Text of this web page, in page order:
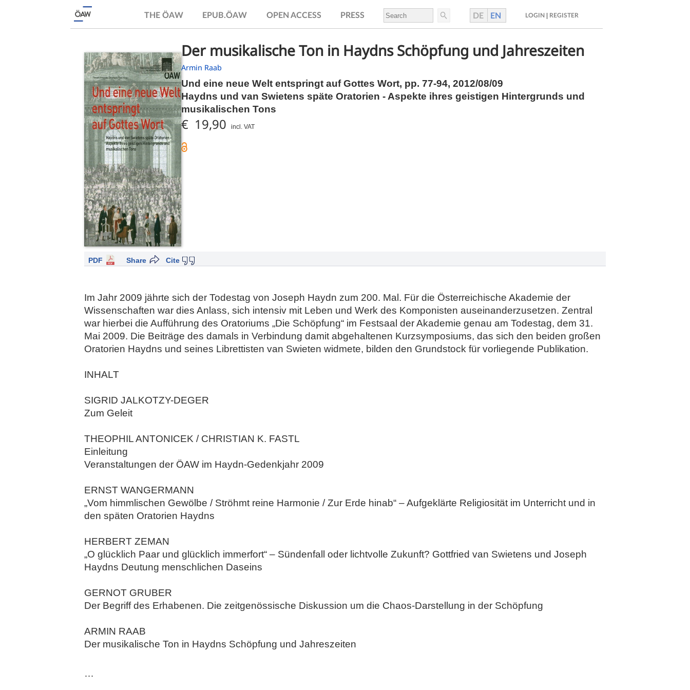
THE ÖAW EPUB.ÖAW OPEN ACCESS PRESS DE EN LOGIN REGISTER
Der musikalische Ton in Haydns Schöpfung und Jahreszeiten
Armin Raab
Und eine neue Welt entspringt auf Gottes Wort, pp. 77-94, 2012/08/09
Haydns und van Swietens späte Oratorien - Aspekte ihres geistigen Hintergrunds und
musikalischen Tons
€ 19,90 incl. VAT
PDF Cite
Share
Im Jahr 2009 jährte sich der Todestag von Joseph Haydn zum 200. Mal. Für die Österreichische Akademie der
Wissenschaften war dies Anlass, sich intensiv mit Leben und Werk des Komponisten auseinanderzusetzen. Zentral
war hierbei die Aufführung des Oratoriums „Die Schöpfung“ im Festsaal der Akademie genau am Todestag, dem 31.
Mai 2009. Die Beiträge des damals in Verbindung damit abgehaltenen Kurzsymposiums, das sich den beiden großen
Oratorien Haydns und seines Librettisten van Swieten widmete, bilden den Grundstock für vorliegende Publikation.
INHALT
SIGRID JALKOTZY-DEGER
Zum Geleit
THEOPHIL ANTONICEK / CHRISTIAN K. FASTL
Einleitung
Veranstaltungen der ÖAW im Haydn-Gedenkjahr 2009
ERNST WANGERMANN
„Vom himmlischen Gewölbe / Ströhmt reine Harmonie / Zur Erde hinab“ – Aufgeklärte Religiosität im Unterricht und in
den späten Oratorien Haydns
HERBERT ZEMAN
„O glücklich Paar und glücklich immerfort“ – Sündenfall oder lichtvolle Zukunft? Gottfried van Swietens und Joseph
Haydns Deutung menschlichen Daseins
GERNOT GRUBER
Der Begriff des Erhabenen. Die zeitgenössische Diskussion um die Chaos-Darstellung in der Schöpfung
ARMIN RAAB
Der musikalische Ton in Haydns Schöpfung und Jahreszeiten
…